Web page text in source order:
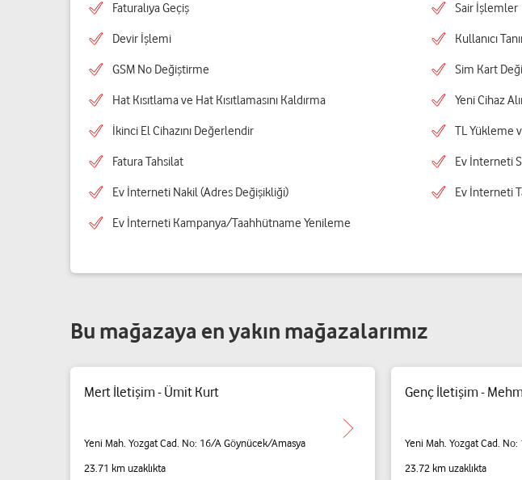
Faturalıya Geçiş Sair İşlemler
Devir İşlemi Kullanıcı
GSM No Değiştirme Sim Kart
Hat Kısıtlama ve Hat Kısıtlamasını Kaldırma Yeni Cihaz
İkinci El Cihazını Değerlendir TL Yükleme
Fatura Tahsilat Ev İnterneti
Ev İnterneti Nakil (Adres Değişikliği) Ev İnterneti
Ev İnterneti Kampanya/Taahhütname Yenileme
Bu mağazaya en yakın mağazalarımız
Mert İletişim - Ümit Kurt
Yeni Mah. Yozgat Cad. No: 16/A Göynücek/Amasya
23.71 km uzaklıkta
Genç İletişim -
Yeni Mah. Yozgat Cad.
23.72 km uzaklıkta